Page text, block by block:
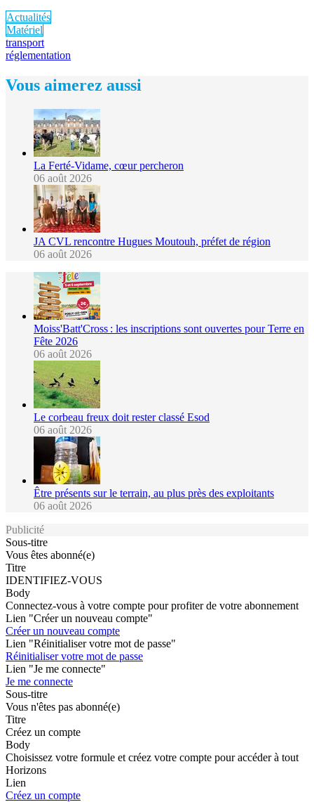
Actualités
Matériel
transport
réglementation
Vous aimerez aussi
La Ferté-Vidame, cœur percheron
06 août 2026
JA CVL rencontre Hugues Moutouh, préfet de région
06 août 2026
Moiss'Batt'Cross : les inscriptions sont ouvertes pour Terre en
Fête 2026
06 août 2026
Le corbeau freux doit rester classé Esod
06 août 2026
Être présents sur le terrain, au plus près des exploitants
06 août 2026
Publicité
Sous-titre
Vous êtes abonné(e)
Titre
IDENTIFIEZ-VOUS
Body
Connectez-vous à votre compte pour profiter de votre abonnement
Lien "Créer un nouveau compte"
Créer un nouveau compte
Lien "Réinitialiser votre mot de passe"
Réinitialiser votre mot de passe
Lien "Je me connecte"
Je me connecte
Sous-titre
Vous n'êtes pas abonné(e)
Titre
Créez un compte
Body
Choisissez votre formule et créez votre compte pour accéder à tout
Horizons
Lien
Créez un compte